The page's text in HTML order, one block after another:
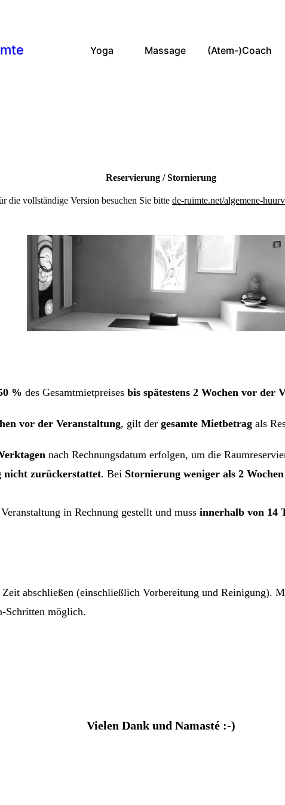
Yoga Massage (Atem-)Coach
Reservierung / Stornierung
die vollständige Version besuchen Sie bitte de-ruimte.net/algemene-
% des Gesamtmietpreises bis spätestens 2 Wochen vor der
vor der Veranstaltung, gilt der gesamte Mietbetrag als
nach Rechnungsdatum erfolgen, um die
nicht zurückerstattet. Bei Stornierung weniger als 2 Wochen
in Rechnung gestellt und muss innerhalb von 14
abschließen (einschließlich Vorbereitung und Reinigung).
Schritten möglich.
Vielen Dank und Namasté :-)